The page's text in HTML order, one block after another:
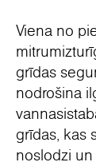
Viena no
grīdas
nodrošina
grīdas, kas
noslodzi